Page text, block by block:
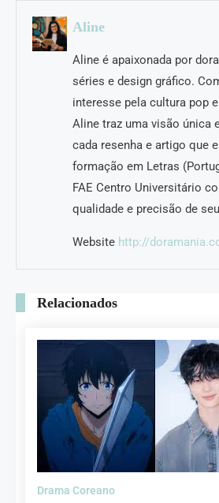
Aline
Aline é apaixonada por
séries e design gráfico.
interesse pela cultura pop
Aline traz uma visão única
cada resenha e artigo que
formação em Letras
FAE Centro Universitário
qualidade e precisão de
Website http://
Relacionados
Drama Coreano